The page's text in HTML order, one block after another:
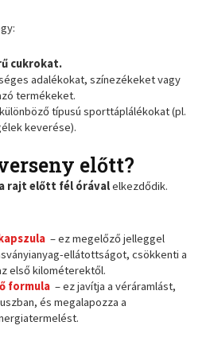
cukrokat.
adalékokat, színezékeket vagy
termékeket.
típusú sporttáplálékokat (pl.
keverése).
előtt?
a rajt előtt fél órávalelkezdődik.
– ez megelőző jelleggel
ellátottságot, csökkenti a
első kilométerektől.
formula – ez javítja a véráramlást,
és megalapozza a